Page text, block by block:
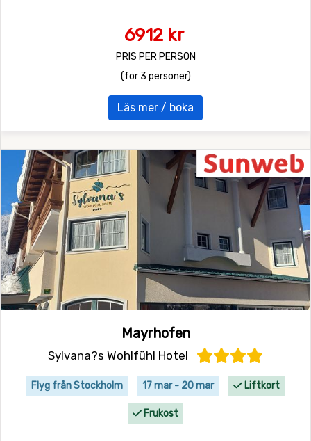
6912 kr
PRIS PER PERSON
(för 3 personer)
Läs mer / boka
Mayrhofen
Sylvana?s Wohlfühl Hotel
Flyg från Stockholm 17 mar - 20 mar Liftkort
Frukost